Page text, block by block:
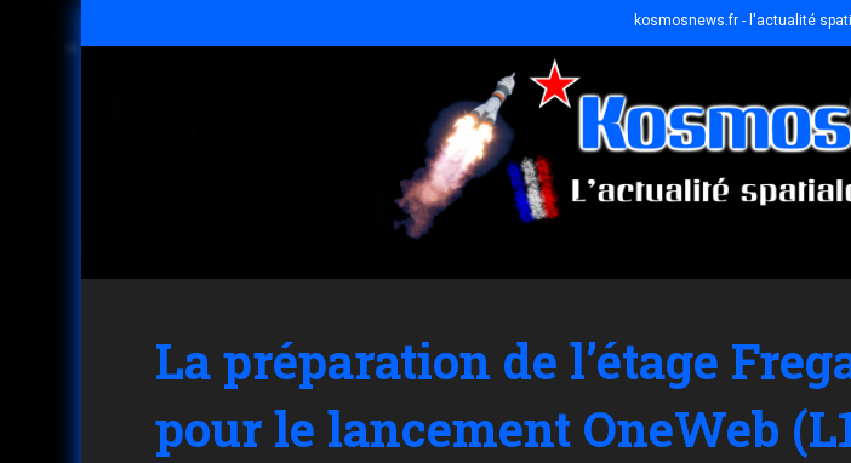
kosmosnews.fr - l'actualité
La préparation de l’étage
pour le lancement OneWeb